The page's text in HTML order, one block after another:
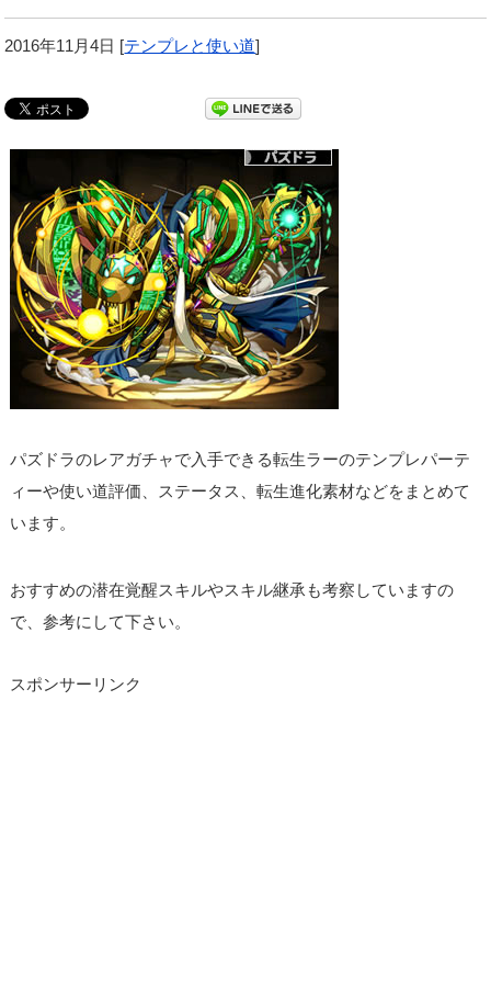
2016年11月4日 [テンプレと使い道]
パズドラのレアガチャで入手できる転生ラーのテンプレパーテ
ィーや使い道評価、ステータス、転生進化素材などをまとめて
います。
おすすめの潜在覚醒スキルやスキル継承も考察していますの
で、参考にして下さい。
スポンサーリンク